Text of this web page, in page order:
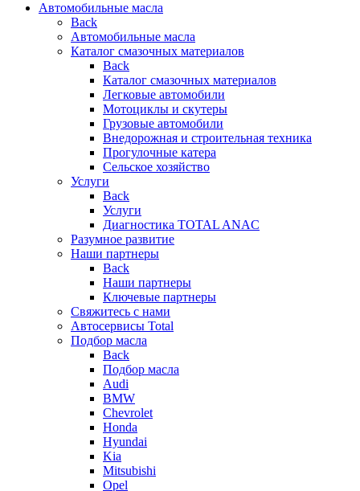
Автомобильные масла
Back
Автомобильные масла
Каталог смазочных материалов
Back
Каталог смазочных материалов
Легковые автомобили
Мотоциклы и скутеры
Грузовые автомобили
Внедорожная и строительная техника
Прогулочные катера
Сельское хозяйство
Услуги
Back
Услуги
Диагностика TOTAL ANAC
Разумное развитие
Наши партнеры
Back
Наши партнеры
Ключевые партнеры
Свяжитесь с нами
Автосервисы Total
Подбор масла
Back
Подбор масла
Audi
BMW
Chevrolet
Honda
Hyundai
Kia
Mitsubishi
Opel